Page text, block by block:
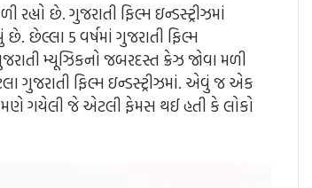
છે. ગુજરાતી ફિલ્મ ઇન્ડસ્ટ્રીઝમાં
છેલ્લા 5 વર્ષમાં ગુજરાતી ફિલ્મ
મ્યૂઝિકનો જબરદસ્ત ક્રેઝ જોવા મળી
ગુજરાતી ફિલ્મ ઇન્ડસ્ટ્રીઝમાં. એવું જ એક
ગયેલી જે એટલી ફેમસ થઈ હતી કે લોકો